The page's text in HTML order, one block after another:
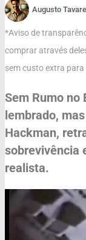
Augusto
*Aviso de
comprar através
sem custo extra para
Sem Rumo no
lembrado,
Hackman,
sobrevivência
realista.